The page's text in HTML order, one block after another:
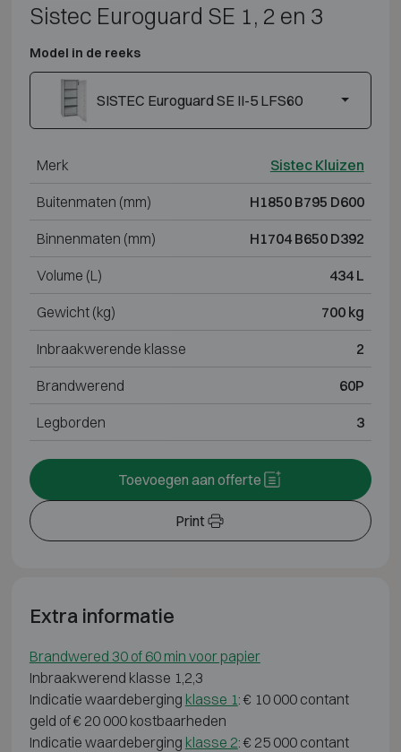
Sistec Euroguard SE 1, 2 en 3
Model in de reeks
SISTEC Euroguard SE II-5 LFS60
Merk Sistec Kluizen
Buitenmaten (mm) H1850 B795 D600
Binnenmaten (mm) H1704 B650 D392
Volume (L) 434 L
Gewicht (kg) 700 kg
Inbraakwerende klasse 2
Brandwerend 60P
Legborden 3
Print
Toevoegen aan offerte
Extra informatie
Brandwered 30 of 60 min voor papier
Inbraakwerend klasse 1,2,3
Indicatie waardeberging klasse 1 : € 10 000 contant
geld of € 20 000 kostbaarheden
Indicatie waardeberging klasse 2: € 25 000 contant